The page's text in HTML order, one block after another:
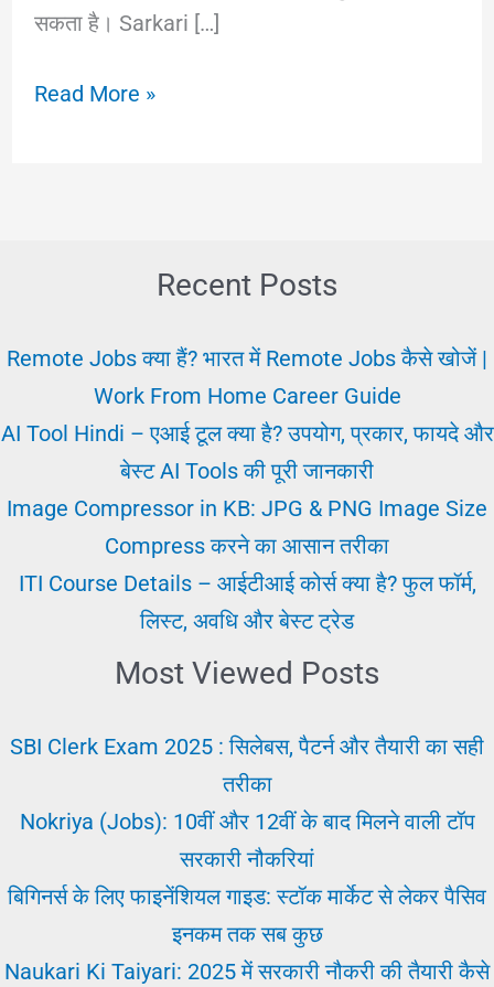
सकता है। Sarkari […]
सरकारी
जांचे
Sarkari
Vacancy
Read More »
Recent Posts
Remote Jobs क्या हैं? भारत में Remote Jobs कैसे खोजें |
Work From Home Career Guide
AI Tool Hindi – एआई टूल क्या है? उपयोग, प्रकार, फायदे और
बेस्ट AI Tools की पूरी जानकारी
Image Compressor in KB: JPG & PNG Image Size
Compress करने का आसान तरीका
ITI Course Details – आईटीआई कोर्स क्या है? फुल फॉर्म,
लिस्ट, अवधि और बेस्ट ट्रेड
Most Viewed Posts
SBI Clerk Exam 2025 : सिलेबस, पैटर्न और तैयारी का सही
तरीका
Nokriya (Jobs): 10वीं और 12वीं के बाद मिलने वाली टॉप
सरकारी नौकरियां
बिगिनर्स के लिए फाइनेंशियल गाइड: स्टॉक मार्केट से लेकर पैसिव
इनकम तक सब कुछ
Naukari Ki Taiyari: 2025 में सरकारी नौकरी की तैयारी कैसे